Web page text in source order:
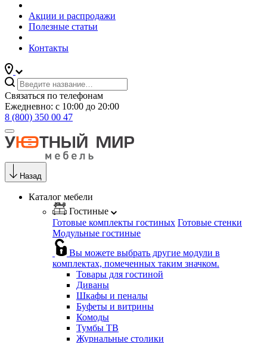
Акции и распродажи
Полезные статьи
Контакты
Связаться по телефонам
Ежедневно: с 10:00 до 20:00
8 (800) 350 00 47
Назад
Каталог мебели
Гостиные
Готовые комплекты гостиных Готовые стенки
Модульные гостиные
Вы можете выбрать другие модули в
комплектах, помеченных таким значком.
Товары для гостиной
Диваны
Шкафы и пеналы
Буфеты и витрины
Комоды
Тумбы ТВ
Журнальные столики